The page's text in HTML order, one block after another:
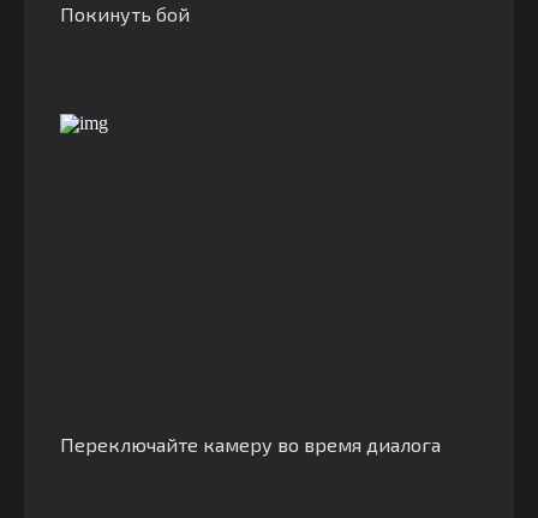
Покинуть бой
Переключайте камеру во время диалога